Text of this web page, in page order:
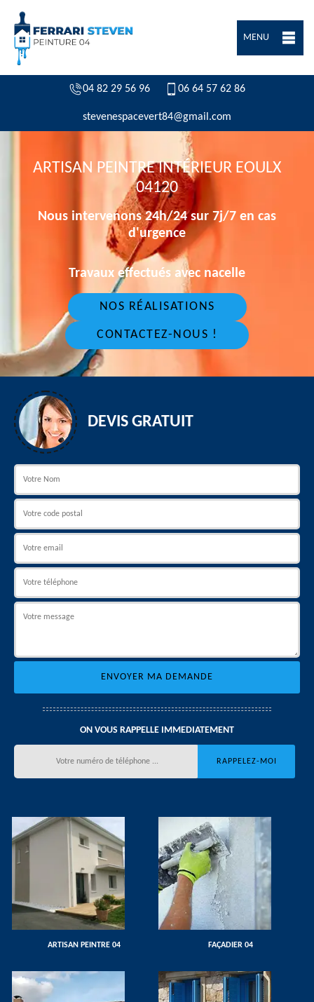
MENU
04 82 29 56 96 06 64 57 62 86
stevenespacevert84@gmail.com
ARTISAN PEINTRE INTÉRIEUR EOULX
04120
Nous intervenons 24h/24 sur 7j/7 en cas
d'urgence
Travaux effectués avec nacelle
NOS RÉALISATIONS
CONTACTEZ-NOUS !
DEVIS GRATUIT
ON VOUS RAPPELLE IMMEDIATEMENT
ARTISAN PEINTRE 04 FAÇADIER 04